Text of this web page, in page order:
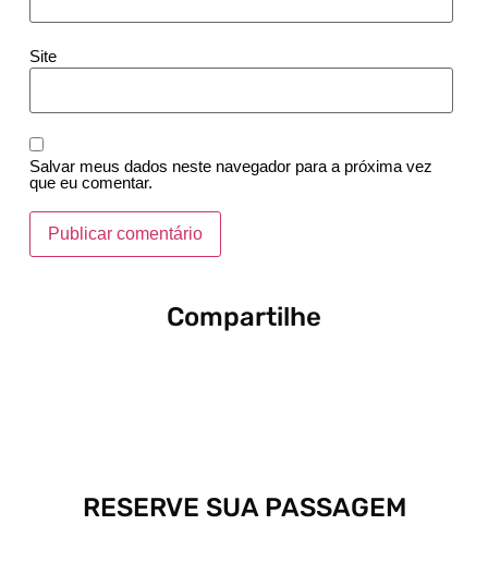
Site
Salvar meus dados neste navegador para a próxima vez
que eu comentar.
Compartilhe
RESERVE SUA PASSAGEM